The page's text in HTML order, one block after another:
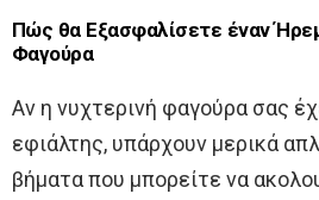
Πώς θα Εξασφαλίσετε έναν
Φαγούρα
Αν η νυχτερινή φαγούρα σας
εφιάλτης, υπάρχουν μερικά
βήματα που μπορείτε να